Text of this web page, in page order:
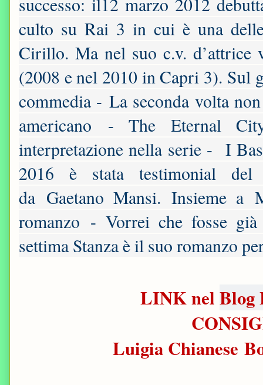
culto su Rai 3 in cui è una
Cirillo. Ma nel suo c.v.
(2008 e nel 2010 in Capri 3). Sul
commedia - La seconda volta
americano - The Eternal
interpretazione nella serie - I
2016 è stata testimonial del
da Gaetano Mansi. Insieme a
romanzo - Vorrei che fosse
settima Stanza è il suo romanzo
LINK nel Blog
Luigia Chianese